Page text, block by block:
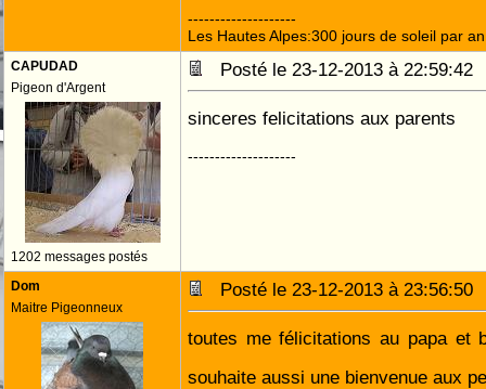
--------------------
Les Hautes Alpes:300 jours de soleil par an
CAPUDAD
Pigeon d'Argent
1202 messages postés
Posté le 23-12-2013 à
sinceres felicitations aux parents
--------------------
Dom
Maitre Pigeonneux
Posté le 23-12-2013 à
toutes me félicitations au papa et
souhaite aussi une bienvenue aux